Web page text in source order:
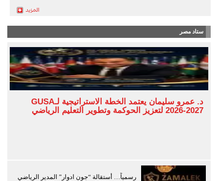
ستاد مصر
د. عمرو سليمان يعتمد الخطة الاستراتيجية لـGUSA
2026-2027 لتعزيز الحوكمة وتطوير التعليم الرياضي
رسمياً… أستقالة “جون ادوار” المدير الرياضي